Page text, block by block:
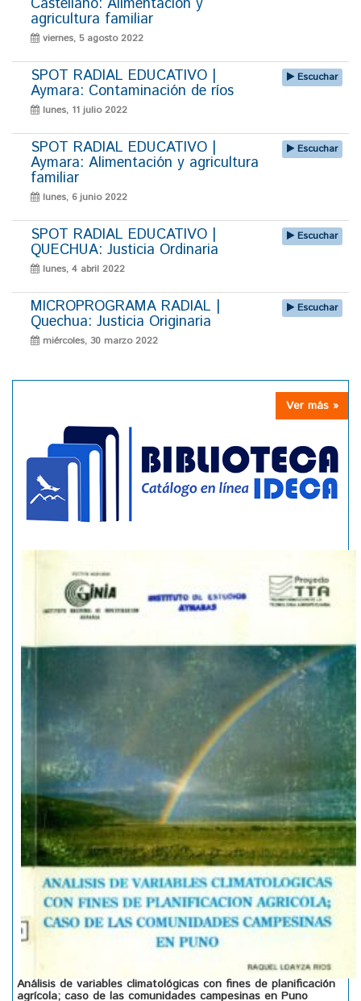
agricultura familiar
viernes, 5 agosto 2022
SPOT RADIAL EDUCATIVO |
Aymara: Contaminación de ríos
lunes, 11 julio 2022
Escuchar
SPOT RADIAL EDUCATIVO |
Aymara: Alimentación y agricultura
familiar
lunes, 6 junio 2022
Escuchar
SPOT RADIAL EDUCATIVO |
QUECHUA: Justicia Ordinaria
lunes, 4 abril 2022
Escuchar
MICROPROGRAMA RADIAL |
Quechua: Justicia Originaria
miércoles, 30 marzo 2022
Escuchar
Ver más »
Análisis de variables climatológicas con fines de planificación
agrícola; caso de las comunidades campesinas en Puno